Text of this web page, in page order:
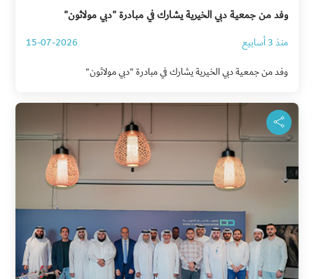
وفد من جمعية دبي الخيرية يشارك في مبادرة "دبي مولاثون"
منذ 3 أسابيع
15-07-2026
وفد من جمعية دبي الخيرية يشارك في مبادرة "دبي مولاثون"